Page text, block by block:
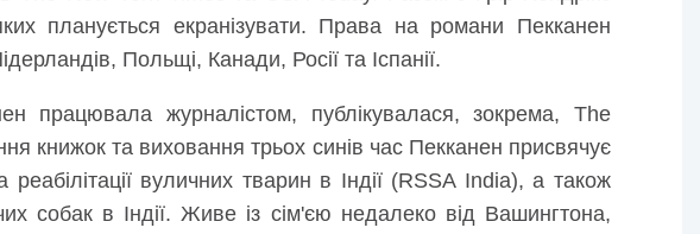
планується екранізувати. Права на романи Пекканен
Польщі, Канади, Росії та Іспанії.
працювала журналістом, публікувалася, зокрема, The
книжок та виховання трьох синів час Пекканен присвячує
вуличних тварин в Індії (RSSA India), а також
собак в Індії. Живе із сім'єю недалеко від Вашингтона,